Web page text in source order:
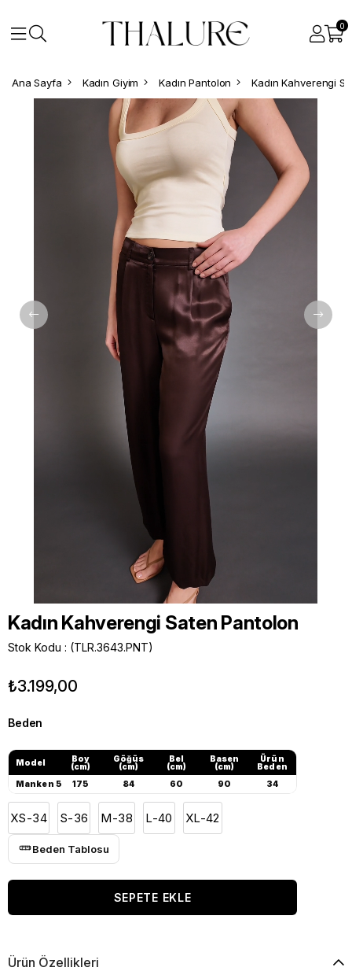
0
Ana Sayfa Kadın Giyim Kadın Pantolon Kadın Kahverengi
Kadın Kahverengi Saten Pantolon
Stok Kodu (TLR.3643.PNT)
₺3.199,00
Beden
Model
Boy
(cm)
Göğüs
(cm)
Bel
(cm)
Basen
(cm)
Ürün
Beden
Manken 5
175 84 60 90 34
XS-34 S-36 M-38 L-40 XL-42
Beden Tablosu
Ürün Özellikleri